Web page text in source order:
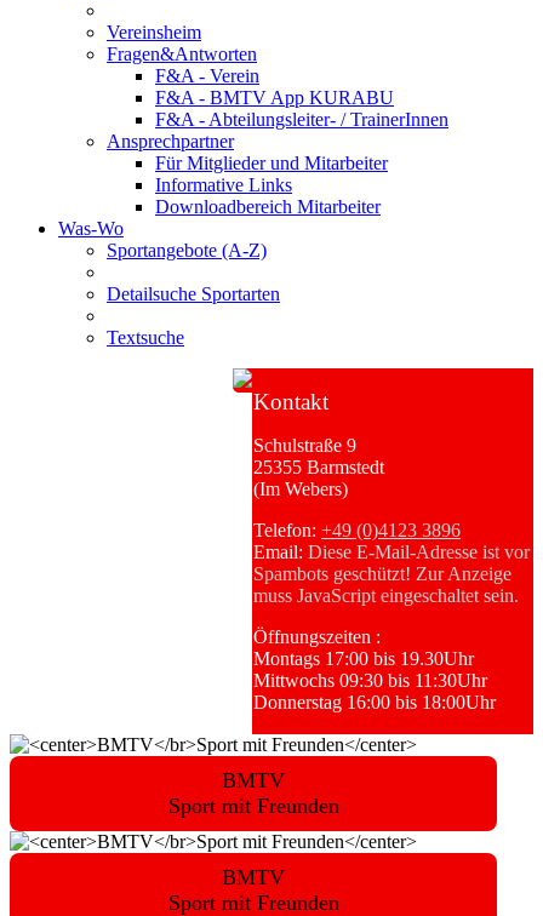
Vereinsheim
Fragen&Antworten
F&A - Verein
F&A - BMTV App KURABU
F&A - Abteilungsleiter- / TrainerInnen
Ansprechpartner
Für Mitglieder und Mitarbeiter
Informative Links
Downloadbereich Mitarbeiter
Was-Wo
Sportangebote (A-Z)
Detailsuche Sportarten
Textsuche
Kontakt
Schulstraße 9
25355 Barmstedt
(Im Webers)
Telefon: +49 (0)4123 3896
Email: Diese E-Mail-Adresse ist vor
Spambots geschützt! Zur Anzeige
muss JavaScript eingeschaltet sein.
Öffnungszeiten :
Montags 17:00 bis 19.30Uhr
Mittwochs 09:30 bis 11:30Uhr
Donnerstag 16:00 bis 18:00Uhr
BMTV
Sport mit Freunden
BMTV
Sport mit Freunden